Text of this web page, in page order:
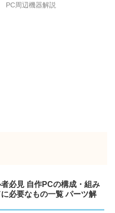
PC周辺機器解説
必見 自作PCの構成・組み
必要なもの一覧 パーツ解